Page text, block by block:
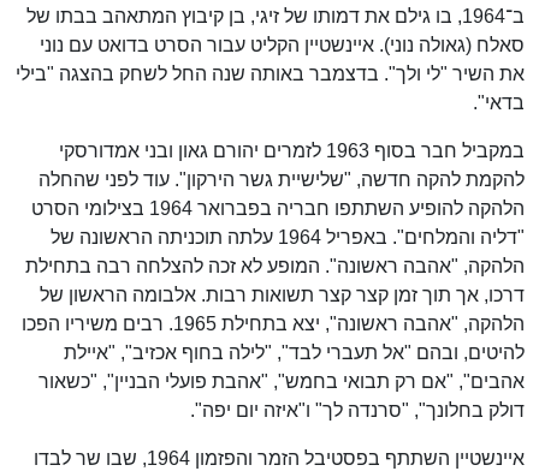
ב־1964, בו גילם את דמותו של זיגי, בן קיבוץ המתאהב בבתו של
סאלח (גאולה נוני). איינשטיין הקליט עבור הסרט בדואט עם נוני
את השיר "לי ולך". בדצמבר באותה שנה החל לשחק בהצגה "בילי
בדאי".
במקביל חבר בסוף 1963 לזמרים יהורם גאון ובני אמדורסקי
להקמת להקה חדשה, "שלישיית גשר הירקון". עוד לפני שהחלה
הלהקה להופיע השתתפו חבריה בפברואר 1964 בצילומי הסרט
"דליה והמלחים". באפריל 1964 עלתה תוכניתה הראשונה של
הלהקה, "אהבה ראשונה". המופע לא זכה להצלחה רבה בתחילת
דרכו, אך תוך זמן קצר קצר תשואות רבות. אלבומה הראשון של
הלהקה, "אהבה ראשונה", יצא בתחילת 1965. רבים משיריו הפכו
להיטים, ובהם "אל תעברי לבד", "לילה בחוף אכזיב", "איילת
אהבים", "אם רק תבואי בחמש", "אהבת פועלי הבניין", "כשאור
דולק בחלונך", "סרנדה לך" ו"איזה יום יפה".
איינשטיין השתתף בפסטיבל הזמר והפזמון 1964, שבו שר לבדו